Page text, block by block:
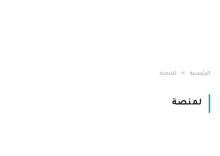
الرئيسية » لمنصة
لمنصة